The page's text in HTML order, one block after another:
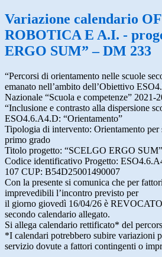
Variazione calendario
ROBOTICA E A.I. -
ERGO SUM” – DM 233
“Percorsi di orientamento nelle scuole
emanato nell’ambito dell’Obiettivo
Nazionale “Scuola e competenze”
“Inclusione e contrasto alla dispersione
ESO4.6.A4.D: “Orientamento”
Tipologia di intervento: Orientamento per
primo grado
Titolo progetto: “SCELGO ERGO SUM”
Codice identificativo Progetto:
107 CUP: B54D25001490007
Con la presente si comunica che per
imprevedibili l’incontro previsto per
il giorno giovedì 16/04/26 è REVOCATO
secondo calendario allegato.
Si allega calendario rettificato* del
*I calendari potrebbero subire variazioni
servizio dovute a fattori contingenti o